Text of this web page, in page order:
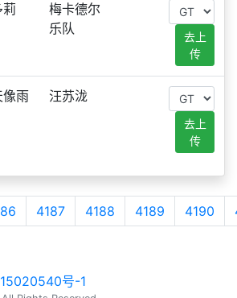
莉
梅卡德尔
乐队
去上
传
像雨
汪苏泷
去上
传
4187 4188 4189 4190
号-1